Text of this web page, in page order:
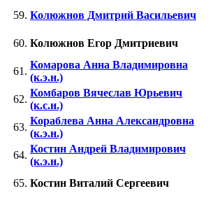
59. Колюжнов Дмитрий Васильевич
60. Колюжнов Егор Дмитриевич
61.
Комарова Анна Владимировна
(к.э.н.)
62.
Комбаров Вячеслав Юрьевич
(к.с.н.)
63.
Кораблева Анна Александровна
(к.э.н.)
64.
Костин Андрей Владимирович
(к.э.н.)
65. Костин Виталий Сергеевич